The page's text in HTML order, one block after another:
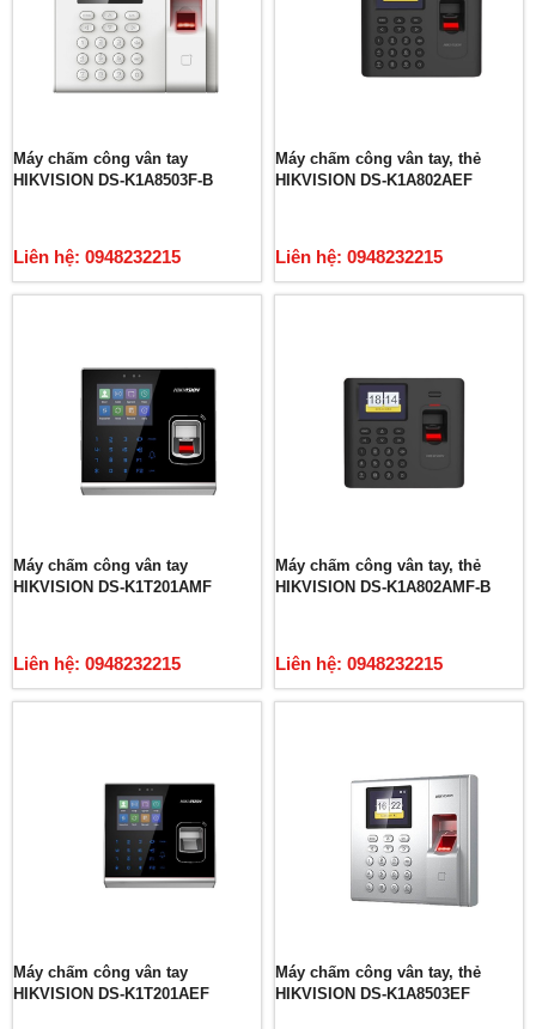
Máy chấm công vân tay
HIKVISION DS-K1A8503F-B
Liên hệ: 0948232215
Máy chấm công vân tay, thẻ
HIKVISION DS-K1A802AEF
Liên hệ: 0948232215
Máy chấm công vân tay
HIKVISION DS-K1T201AMF
Liên hệ: 0948232215
Máy chấm công vân tay, thẻ
HIKVISION DS-K1A802AMF-B
Liên hệ: 0948232215
Máy chấm công vân tay
HIKVISION DS-K1T201AEF
Máy chấm công vân tay, thẻ
HIKVISION DS-K1A8503EF